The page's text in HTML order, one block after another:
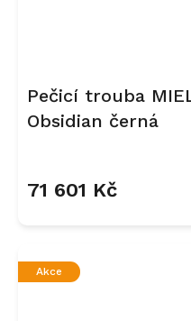
Pečicí trouba
Obsidian černá
71 601 Kč
Akce